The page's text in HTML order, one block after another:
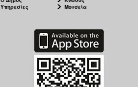
Υπηρεσίες
Μουσεία